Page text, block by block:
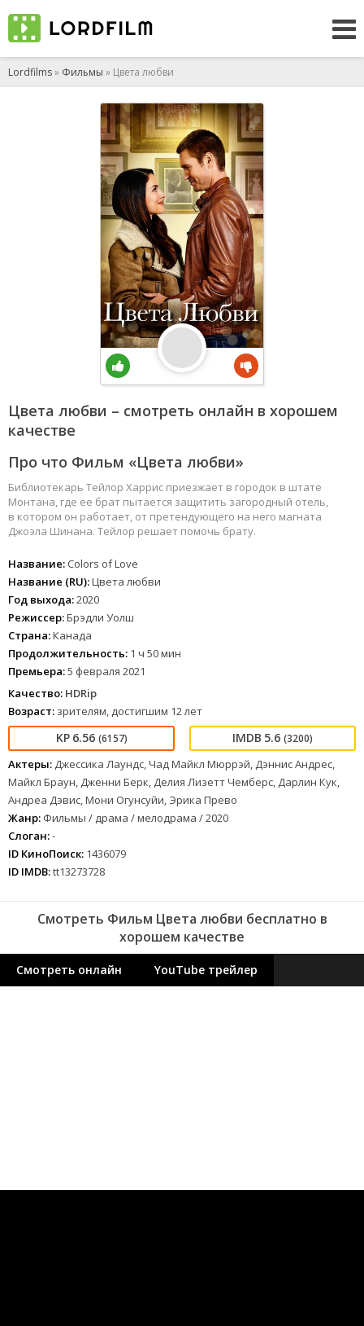
Lordfilms» Фильмы » Цвета любви
Цвета любви – смотреть онлайн в хорошем
качестве
Про что Фильм «Цвета любви»
Библиотекарь Тейлор Харрис приезжает в городок в штате
Монтана, где ее брат пытается защитить загородный отель,
в котором он работает, от претендующего на него магната
Джоэла Шинана. Тейлор решает помочь брату.
Название: Colors of Love
Название (RU):Цвета любви
Год выхода:2020
Режиссер:Брэдли Уолш
Страна:Канада
Продолжительность: 1 ч 50 мин
Премьера:5 февраля 2021
Качество: HDRip
Возраст: зрителям, достигшим 12 лет
6.56 (6157) 5.6 (3200)
Актеры: Джессика Лаундс, Чад Майкл Мюррэй, Дэннис Андрес,
Майкл Браун, Дженни Берк, Делия Лизетт Чемберс, Дарлин Кук,
Андреа Дэвис, Мони Огунсуйи, Эрика Прево
Жанр: Фильмы / драма / мелодрама / 2020
Слоган:-
ID КиноПоиск: 1436079
ID IMDB:tt13273728
Смотреть Фильм Цвета любви бесплатно в
хорошем качестве
Смотреть онлайн YouTube трейлер